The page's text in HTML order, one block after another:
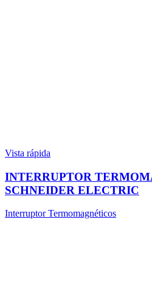
Vista rápida
INTERRUPTOR
SCHNEIDER ELECTRIC
Interruptor Termomagnéticos